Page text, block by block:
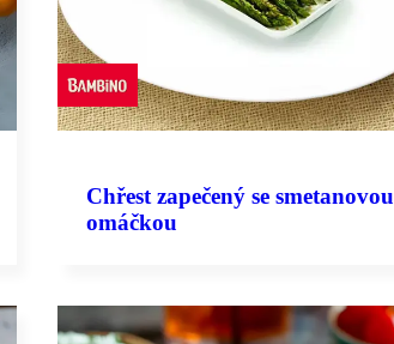
Chřest zapečený se smetanovou
omáčkou